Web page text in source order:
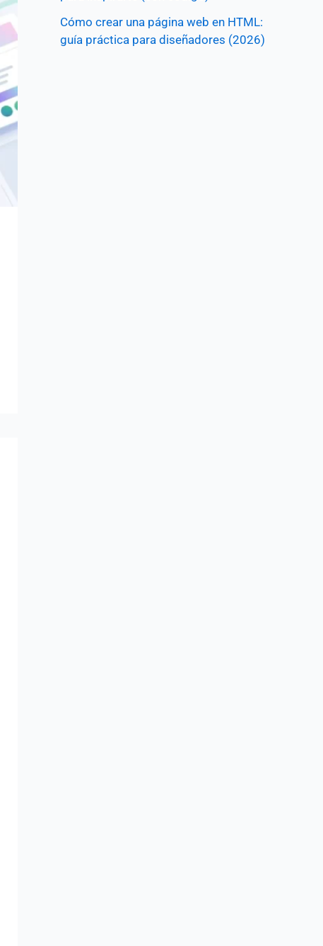
Cómo crear una página web en HTML:
guía práctica para diseñadores (2026)